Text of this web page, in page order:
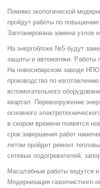
Помимо экологической
пройдут работы по повышению
Запланирована замена узлов
На энергоблоке №5 будут
защиты и автоматики. Работы
На новосибирском заводе
производство по
вспомогательного
квартал. Перевооружение
основного
в скором времени появятся
срок завершения работ
летом пройдет ремонт
сетевых подогревателей,
Масштабные работы ведутся
Модернизация газоочистного